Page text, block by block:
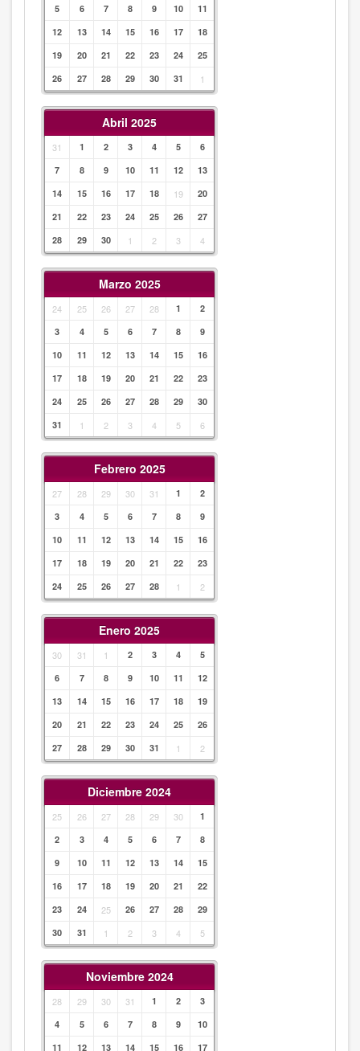
5 6 7 8 9 10
11
12
13 14 15 16 17
18
19
20 21 22 23 24
25
26
27 28 29 30 31 1
Abril 2025
31 1 2 3 4 5
6
7
8 9 10 11 12
13
14
15 16 17 18 19
20
21
22 23 24 25 26
27
28
29 30 1 2 3 4
Marzo 2025
24 25 26 27 28 1
2
3
4 5 6 7 8
9
10
11 12 13 14 15
16
17
18 19 20 21 22
23
24
25 26 27 28 29
30
31
1 2 3 4 5 6
Febrero 2025
27 28 29 30 31 1
2
3
4 5 6 7 8
9
10
11 12 13 14 15
16
17
18 19 20 21 22
23
24
25 26 27 28 1 2
Enero 2025
30 31 1 2 3 4
5
6
7 8 9 10 11
12
13
14 15 16 17 18
19
20
21 22 23 24 25
26
27
28 29 30 31 1 2
Diciembre 2024
25 26 27 28 29 30
1
2
3 4 5 6 7
8
9
10 11 12 13 14
15
16
17 18 19 20 21
22
23
24 25 26 27 28
29
30
31 1 2 3 4 5
Noviembre 2024
28 29 30 31 1 2
3
4
5 6 7 8 9
10
11
12 13 14 15 16
17